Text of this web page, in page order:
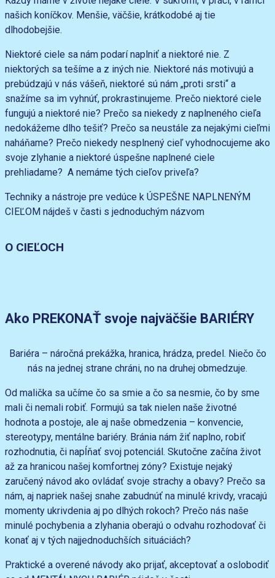
našich koníčkov. Menšie, väčšie, krátkodobé aj tie
dlhodobejšie.
Niektoré ciele sa nám podarí naplniť a niektoré nie. Z
niektorých sa tešíme a z iných nie. Niektoré nás motivujú a
prebúdzajú v nás vášeň, niektoré sú nám „proti srsti“ a
snažíme sa im vyhnúť, prokrastinujeme. Prečo niektoré ciele
fungujú a niektoré nie? Prečo sa niekedy z naplneného cieľa
nedokážeme dlho tešiť? Prečo sa neustále za nejakými cieľmi
naháňame? Prečo niekedy nesplnený cieľ vyhodnocujeme ako
svoje zlyhanie a niektoré úspešne naplnené ciele
prehliadame? A nemáme tých cieľov priveľa?
Techniky a nástroje pre vedúce k ÚSPEŠNE NAPLNENÝM
CIEĽOM nájdeš v časti s jednoduchým názvom
O CIEĽOCH
Ako PREKONAŤ svoje najväčšie BARIÉRY
Bariéra – náročná prekážka, hranica, hrádza, predel. Niečo čo
nás na jednej strane chráni, no na druhej obmedzuje.
Od malička sa učíme čo sa smie a čo sa nesmie, čo by sme
mali či nemali robiť. Formujú sa tak nielen naše životné
hodnota a postoje, ale aj naše obmedzenia – konvencie,
stereotypy, mentálne bariéry. Bránia nám žiť naplno, robiť
rozhodnutia, či napĺňať svoj potenciál. Skutočne začína život
až za hranicou našej komfortnej zóny? Existuje nejaký
zaručený návod ako ovládať svoje strachy a obavy? Prečo sa
nám, aj napriek našej snahe zabudnúť na minulé krivdy, vracajú
momenty ukrivdenia aj po dlhých rokoch? Prečo nás naše
minulé pochybenia a zlyhania oberajú o odvahu rozhodovať či
konať aj v tých najjednoduchších situáciách?
Praktické a overené návody ako prijať, akceptovať a oslobodiť